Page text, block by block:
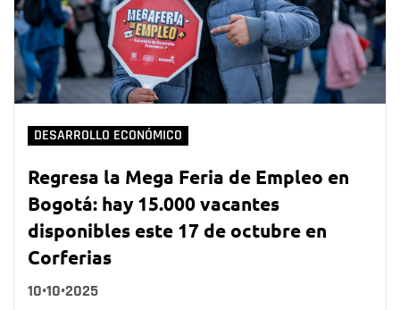
DESARROLLO ECONÓMICO
Regresa la Mega Feria de Empleo en
Bogotá: hay 15.000 vacantes
disponibles este 17 de octubre en
Corferias
10•10•2025